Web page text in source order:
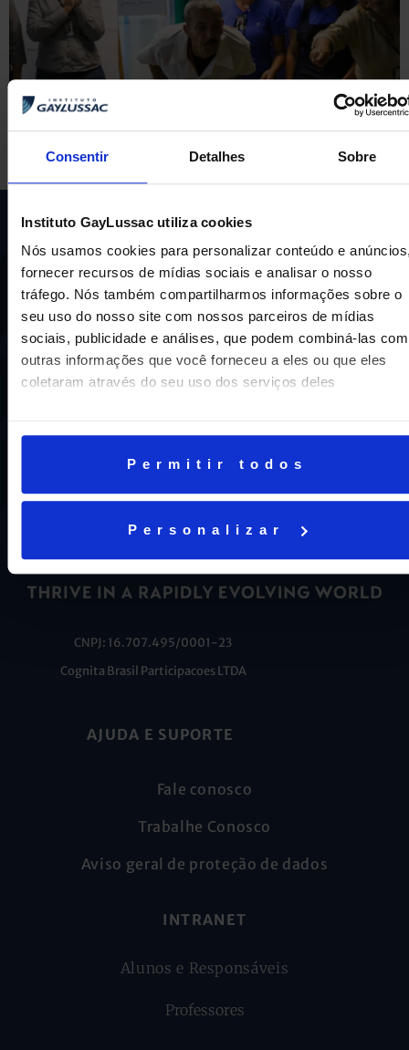
Consentir Detalhes Sobre
Instituto GayLussac utiliza cookies
Nós usamos cookies para personalizar conteúdo e
fornecer recursos de mídias sociais e analisar o nosso
tráfego. Nós também compartilharmos informações sobre o
seu uso do nosso site com nossos parceiros de mídias
sociais, publicidade e análises, que podem combiná-las com
outras informações que você forneceu a eles ou que eles
coletaram através do seu uso dos serviços deles
Permitir todos
Personalizar
Uma escola com mais de 70 anos de tradição e
compromisso de oferecer aos nossos alunos uma
educação inovadora e de vanguarda. A excelência está em
ENEM em Niterói, somos a segunda melhor escola do
CNPJ: 16.707.495/0001-23
Cognita Brasil Participacoes LTDA
AJUDA E SUPORTE
Fale conosco
Trabalhe Conosco
Aviso geral de proteção de dados
INTRANET
Alunos e Responsáveis
Professores